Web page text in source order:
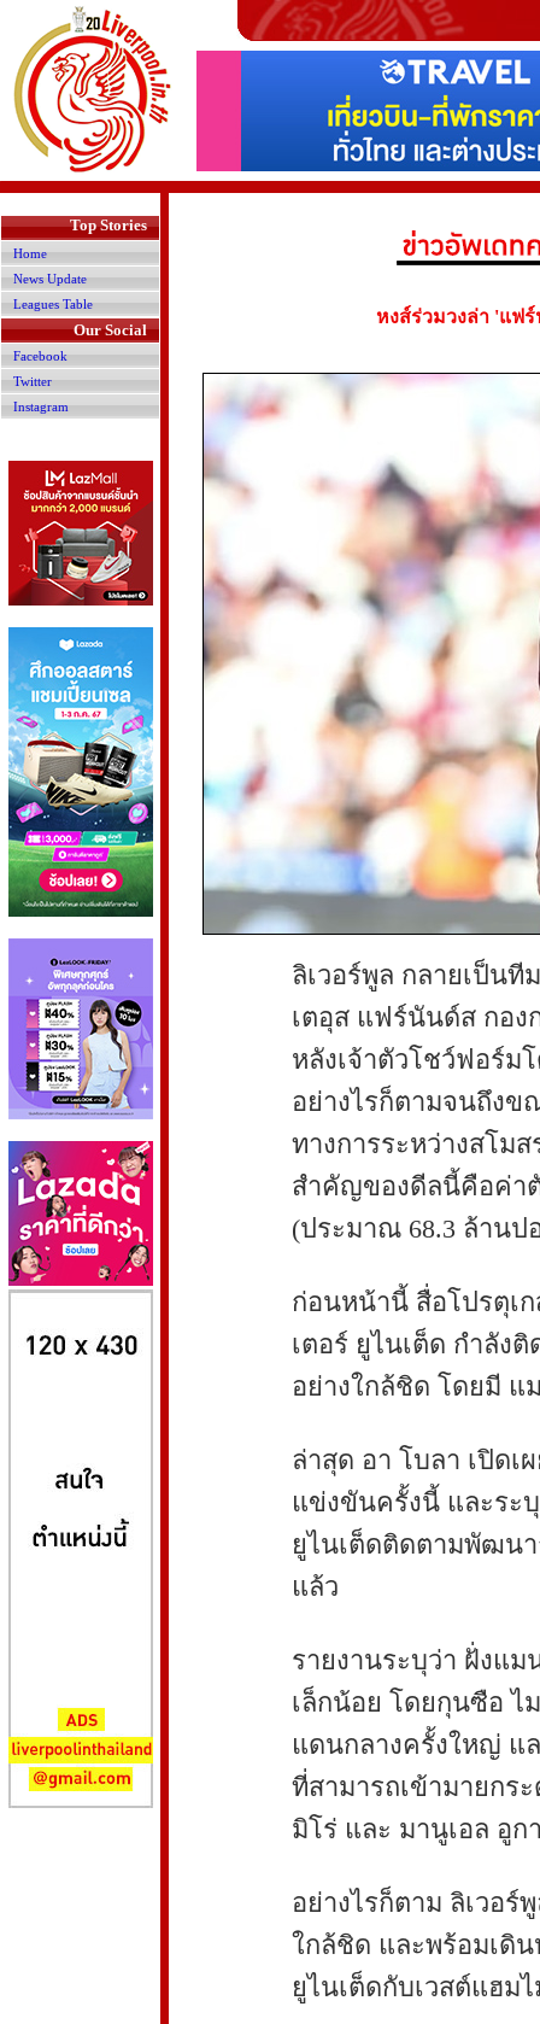
Top Stories
Home
News Update
Leagues Table
Our Social
Facebook
Twitter
Instagram
หงส์ร่วมวงล่า 'แฟ
ลิเวอร์พูล กลายเป็น
เตอุส แฟร์นันด์ส กอง
หลังเจ้าตัวโชว์ฟอร์ม
อย่างไรก็ตามจนถึงข
ทางการระหว่างสโม
สำคัญของดีลนี้คือค่า
(ประมาณ 68.3 ล้านป
ก่อนหน้านี้ สื่อโปรตุเ
เตอร์ ยูไนเต็ด กำลัง
อย่างใกล้ชิด โดยมี แ
ล่าสุด อา โบลา เปิดเ
แข่งขันครั้งนี้ และระ
ยูไนเต็ดติดตามพัฒน
แล้ว
รายงานระบุว่า ฝั่งแม
เล็กน้อย โดยกุนซือ ไ
แดนกลางครั้งใหญ่ แ
ที่สามารถเข้ามายกร
มิโร่ และ มานูเอล อูก
อย่างไรก็ตาม ลิเวอร์
ใกล้ชิด และพร้อมเดิ
ยูไนเต็ดกับเวสต์แฮม